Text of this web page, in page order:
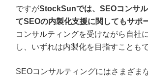
ですがStockSunでは、SEOコンサ
てSEOの内製化支援に関してもサポ
コンサルティングを受けながら自社
し、いずれは内製化を目指すことも
SEOコンサルティングにはさまざま